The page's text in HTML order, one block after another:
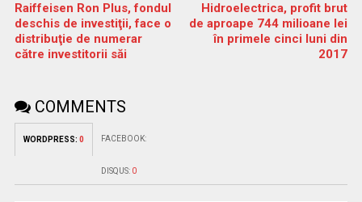
Raiffeisen Ron Plus, fondul
deschis de investiţii, face o
distribuţie de numerar
către investitorii săi
Hidroelectrica, profit brut
de aproape 744 milioane lei
în primele cinci luni din
2017
COMMENTS
WORDPRESS: 0 FACEBOOK:
DISQUS: 0